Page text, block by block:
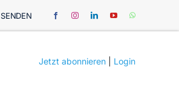
Jetzt abonnieren Login